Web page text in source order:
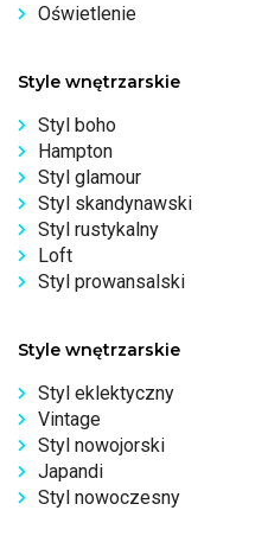
Oświetlenie
Style wnętrzarskie
Styl boho
Hampton
Styl glamour
Styl skandynawski
Styl rustykalny
Loft
Styl prowansalski
Style wnętrzarskie
Styl eklektyczny
Vintage
Styl nowojorski
Japandi
Styl nowoczesny